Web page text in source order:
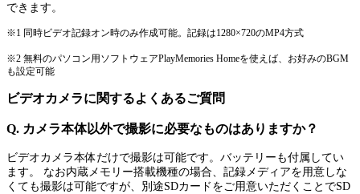
できます。
※1 同時ビデオ記録オン時のみ作成可能。記録は1280×720のMP4方式
※2 無料のパソコン用ソフトウェアPlayMemories Homeを使えば、お好みのBGM
も設定可能
ビデオカメラに関するよくあるご質問
Q. カメラ本体以外で撮影に必要なものはありますか？
ビデオカメラ本体だけで撮影は可能です。バッテリーも付属してい
ます。 なお内蔵メモリー搭載機種の場合、記録メディアを用意しな
くても撮影は可能ですが、別途SDカードをご用意いただくことでSD